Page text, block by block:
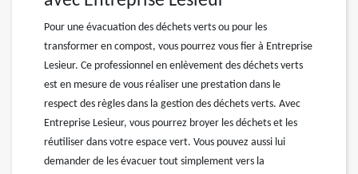
Pour une évacuation des déchets verts ou pour les
transformer en compost, vous pourrez vous fier à Entreprise
Lesieur. Ce professionnel en enlèvement des déchets verts
est en mesure de vous réaliser une prestation dans le
respect des règles dans la gestion des déchets verts. Avec
Entreprise Lesieur, vous pourrez broyer les déchets et les
réutiliser dans votre espace vert. Vous pouvez aussi lui
demander de les évacuer tout simplement vers la